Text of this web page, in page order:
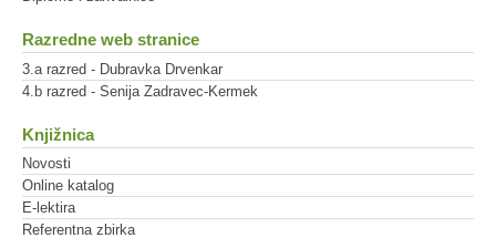
Razredne web stranice
3.a razred - Dubravka Drvenkar
4.b razred - Senija Zadravec-Kermek
Knjižnica
Novosti
Online katalog
E-lektira
Referentna zbirka